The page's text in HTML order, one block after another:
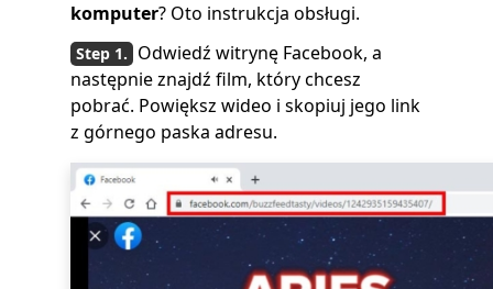
komputer? Oto instrukcja obsługi.
Odwiedź witrynę Facebook, a
następnie znajdź film, który chcesz
pobrać. Powiększ wideo i skopiuj jego link
z górnego paska adresu.